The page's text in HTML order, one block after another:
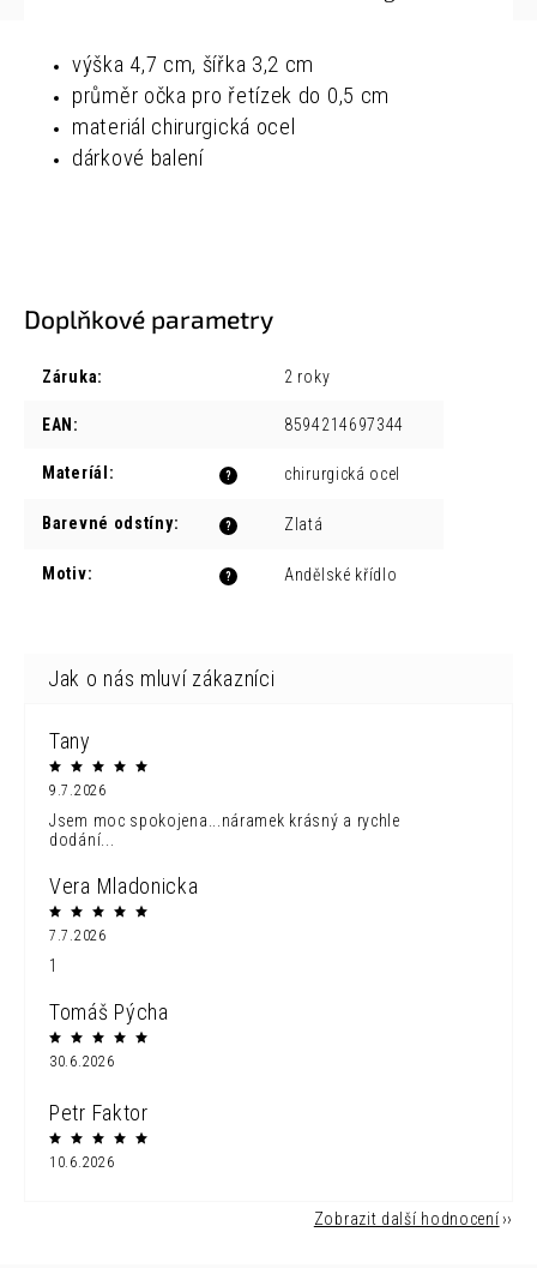
výška 4,7 cm, šířka 3,2 cm
průměr očka pro řetízek do 0,5 cm
materiál chirurgická ocel
dárkové balení
Doplňkové parametry
Záruka: 2 roky
EAN : 8594214697344
?
Materíál : chirurgická ocel
?
Barevné odstíny: Zlatá
?
Motiv: Andělské křídlo
Tany
9.7.2026
Jsem moc spokojena...náramek krásný a rychle
dodání...
Vera Mladonicka
7.7.2026
1
Tomáš Pýcha
30.6.2026
Petr Faktor
10.6.2026
Zobrazit další hodnocení